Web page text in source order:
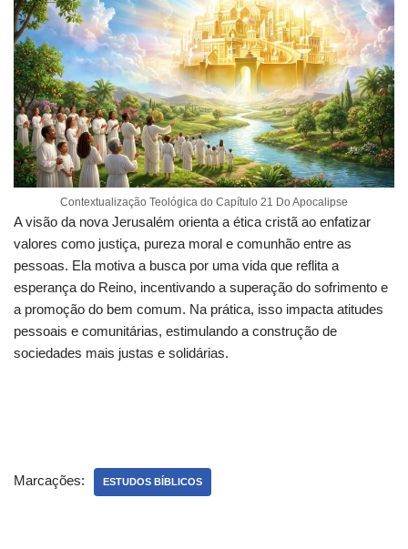
Contextualização Teológica do Capítulo 21 Do Apocalipse
A visão da nova Jerusalém orienta a ética cristã ao enfatizar
valores como justiça, pureza moral e comunhão entre as
pessoas. Ela motiva a busca por uma vida que reflita a
esperança do Reino, incentivando a superação do sofrimento e
a promoção do bem comum. Na prática, isso impacta atitudes
pessoais e comunitárias, estimulando a construção de
sociedades mais justas e solidárias.
Marcações: ESTUDOS BÍBLICOS